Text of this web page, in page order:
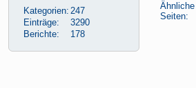
Ähnliche
Seiten:
Kategorien: 247
Einträge:
3290
Berichte:
178